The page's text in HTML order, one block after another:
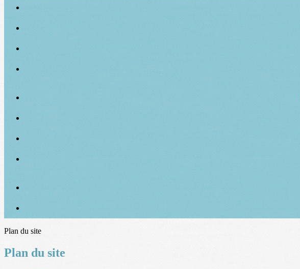
Plan du site
Plan du site